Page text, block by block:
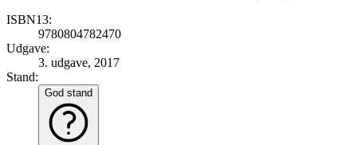
ISBN13:
9780804782470
Udgave:
3. udgave, 2017
Stand:
God stand